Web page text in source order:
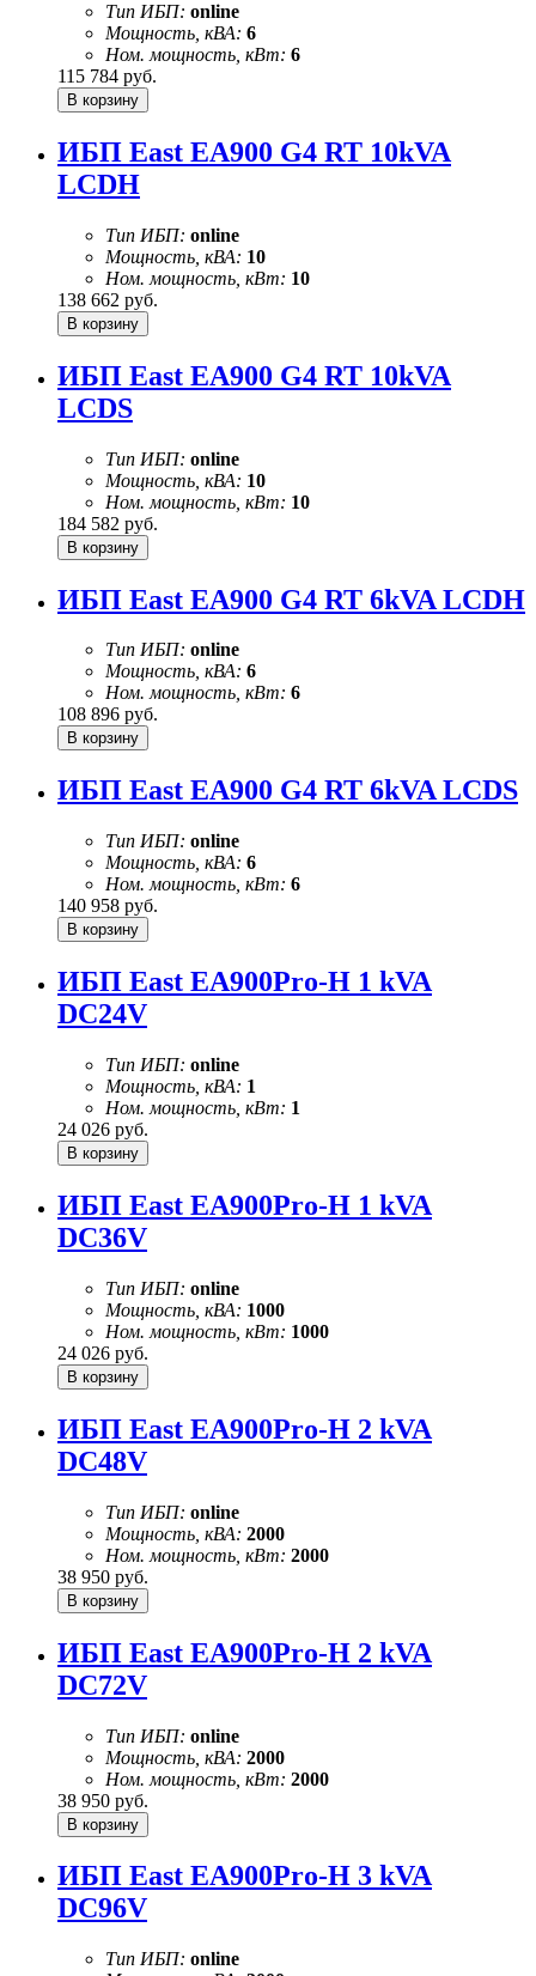
Тип ИБП: online
Мощность, кВА: 6
Ном. мощность, кВт: 6
115 784 руб.
ИБП East EA900 G4 RT 10kVA
LCDH
Тип ИБП: online
Мощность, кВА: 10
Ном. мощность, кВт: 10
138 662 руб.
ИБП East EA900 G4 RT 10kVA
LCDS
Тип ИБП: online
Мощность, кВА: 10
Ном. мощность, кВт: 10
184 582 руб.
ИБП East EA900 G4 RT 6kVA LCDH
Тип ИБП: online
Мощность, кВА: 6
Ном. мощность, кВт: 6
108 896 руб.
ИБП East EA900 G4 RT 6kVA LCDS
Тип ИБП: online
Мощность, кВА: 6
Ном. мощность, кВт: 6
140 958 руб.
ИБП East EA900Pro-H 1 kVA
DC24V
Тип ИБП: online
Мощность, кВА: 1
Ном. мощность, кВт: 1
24 026 руб.
ИБП East EA900Pro-H 1 kVA
DC36V
Тип ИБП: online
Мощность, кВА: 1000
Ном. мощность, кВт: 1000
24 026 руб.
ИБП East EA900Pro-H 2 kVA
DC48V
Тип ИБП: online
Мощность, кВА: 2000
Ном. мощность, кВт: 2000
38 950 руб.
ИБП East EA900Pro-H 2 kVA
DC72V
Тип ИБП: online
Мощность, кВА: 2000
Ном. мощность, кВт: 2000
38 950 руб.
ИБП East EA900Pro-H 3 kVA
DC96V
Тип ИБП: online